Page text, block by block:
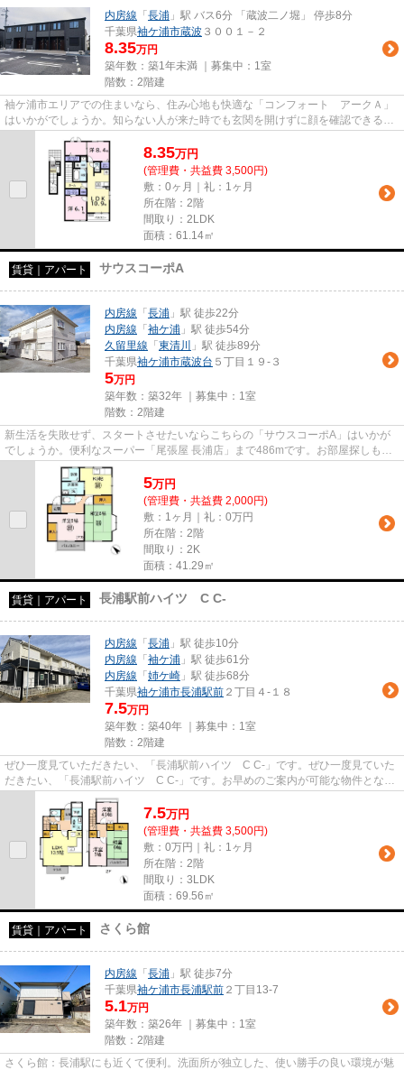
内房線 「 長浦 」駅 バス6分 「蔵波二ノ堀」 停歩8分
千葉県袖ケ浦市蔵波 ３００１－２
8.35万円
築年数：築1年未満 ｜募集中： 1室
階数：2階建
袖ケ浦市エリアでの住まいなら、住み心地も快適な「コンフォート アークＡ」
はいかがでしょうか。知らない人が来た時でも玄関を開けずに顔を確認できるTV
インターホンが付いておりま...
8.35万円
(管理費・共益費 3,500円)
敷：0ヶ月｜礼：1ヶ月
所在階：2階
間取り：2LDK
面積：61.14㎡
賃貸｜アパート サウスコーポA
内房線 「 長浦 」駅 徒歩22分
内房線 「 袖ケ浦 」駅 徒歩54分
久留里線 「 東清川
」駅 徒歩89分
千葉県袖ケ浦市蔵波台 ５丁目１９-３
5万円
築年数：築32年 ｜募集中： 1室
階数：2階建
新生活を失敗せず、スタートさせたいならこちらの「サウスコーポA」はいかが
でしょうか。便利なスーパー「尾張屋 長浦店」まで486mです。お部屋探しも楽
しく。袖ケ浦市や内房線長浦付...
5万円
(管理費・共益費 2,000円)
敷：1ヶ月｜礼：0万円
所在階：2階
間取り：2K
面積：41.29㎡
賃貸｜アパート 長浦駅前ハイツ C C-
内房線 「 長浦 」駅 徒歩10分
内房線 「 袖ケ浦 」駅 徒歩61分
内房線 「 姉ケ崎 」駅 徒歩68分
千葉県袖ケ浦市長浦駅前 ２丁目４-１８
7.5万円
築年数：築40年 ｜募集中： 1室
階数：2階建
ぜひ一度見ていただきたい、「長浦駅前ハイツ C C-」です。ぜひ一度見ていた
だきたい、「長浦駅前ハイツ C C-」です。お早めのご案内が可能な物件となっ
ておりますので、内見のご予...
7.5万円
(管理費・共益費 3,500円)
敷：0万円｜礼：1ヶ月
所在階：2階
間取り：3LDK
面積：69.56㎡
賃貸｜アパート さくら館
内房線 「 長浦 」駅 徒歩7分
千葉県袖ケ浦市長浦駅前 ２丁目13-7
5.1万円
築年数：築26年 ｜募集中： 1室
階数：2階建
さくら館：長浦駅にも近くて便利。洗面所が独立した、使い勝手の良い環境が魅